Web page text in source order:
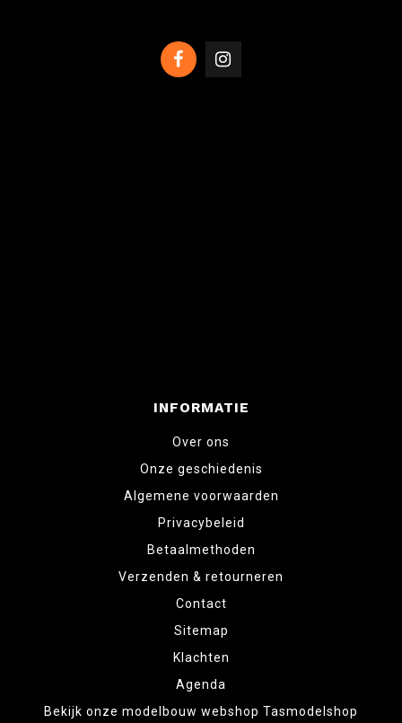
INFORMATIE
Over ons
Onze geschiedenis
Algemene voorwaarden
Privacybeleid
Betaalmethoden
Verzenden & retourneren
Contact
Sitemap
Klachten
Agenda
Bekijk onze modelbouw webshop Tasmodelshop